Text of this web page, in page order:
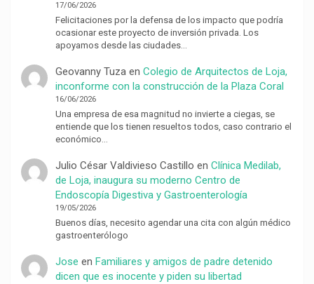
17/06/2026
Felicitaciones por la defensa de los impacto que podría
ocasionar este proyecto de inversión privada. Los
apoyamos desde las ciudades…
Geovanny Tuzaen Colegio de Arquitectos de Loja,
inconforme con la construcción de la Plaza Coral
16/06/2026
Una empresa de esa magnitud no invierte a ciegas, se
entiende que los tienen resueltos todos, caso contrario el
económico…
Julio César Valdivieso Castillo en Clínica Medilab,
de Loja, inaugura su moderno Centro de
Endoscopía Digestiva y Gastroenterología
19/05/2026
Buenos días, necesito agendar una cita con algún médico
gastroenterólogo
Jose en Familiares y amigos de padre detenido
dicen que es inocente y piden su libertad